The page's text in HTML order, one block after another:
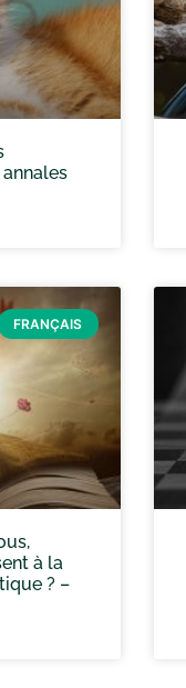
FRANÇAIS
à la
? –